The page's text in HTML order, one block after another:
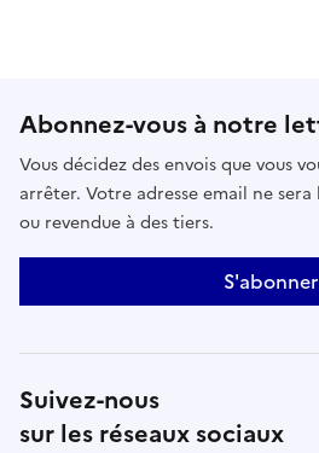
Abonnez-vous à notre
Vous décidez des envois que vous
arrêter. Votre adresse email ne
ou revendue à des tiers.
S'abonner
Suivez-nous
sur les réseaux sociaux